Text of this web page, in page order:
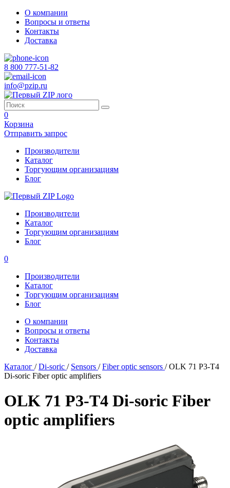
О компании
Вопросы и ответы
Контакты
Доставка
8 800 777-51-82
info@pzip.ru
0
Корзина
Отправить запрос
Производители
Каталог
Торгующим организациям
Блог
Производители
Каталог
Торгующим организациям
Блог
0
Производители
Каталог
Торгующим организациям
Блог
О компании
Вопросы и ответы
Контакты
Доставка
Каталог /Di-soric / Sensors /Fiber optic sensors /OLK 71 P3-T4
Di-soric Fiber optic amplifiers
OLK 71 P3-T4 Di-soric Fiber
optic amplifiers